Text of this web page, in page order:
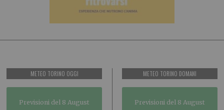
METEO TORINO OGGI
Previsioni del 8 August
METEO TORINO DOMANI
Previsioni del 8 August